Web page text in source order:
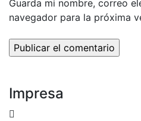
Guarda mi nombre, correo
navegador para la próxima
Impresa